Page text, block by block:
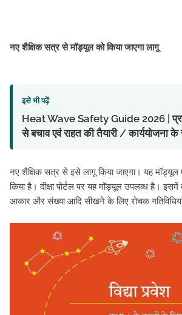
नए शैक्षिक सत्र से मॉड्यूल को किया जाएगा लागू
इसे भी पढ़ें
Heat Wave Safety Guide 2026 |
से बचाव एवं राहत की तैयारी / कार्ययोजना
नए शैक्षिक सत्र से इसे लागू किया जाएगा। यह मॉड्यूल
किया है। दीक्षा पोर्टल पर यह मॉड्यूल उपलब्ध है। इसमें
आकार और संख्या आदि सीखने के लिए रोचक